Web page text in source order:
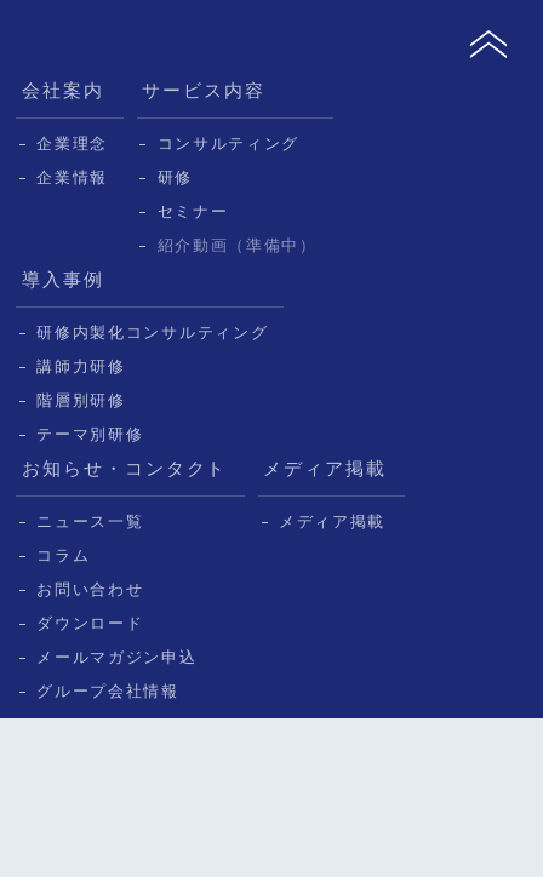
会社案内
企業理念
企業情報
サービス内容
コンサルティング
研修
セミナー
紹介動画（準備中）
導入事例
研修内製化コンサルティング
講師力研修
階層別研修
テーマ別研修
お知らせ・コンタクト
ニュース一覧
コラム
お問い合わせ
ダウンロード
メールマガジン申込
グループ会社情報
メディア掲載
メディア掲載